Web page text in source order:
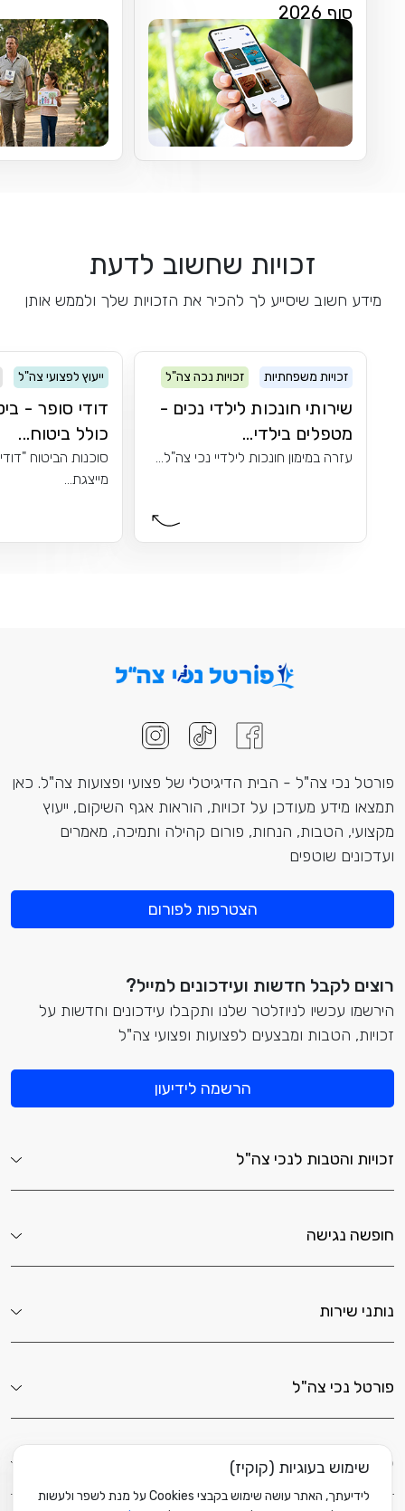
שימוש בעוגיות (קוקיז)
לידיעתך, האתר עושה שימוש בקבצי Cookies על מנת לשפר ולעשות
סוף 2026
זכויות שחשוב לדעת
מידע חשוב שיסייע לך להכיר את הזכויות שלך ולממש אותן
זכויות משפחתיות זכויות נכה צה"ל
שירותי חונכות לילדי נכים -
מטפלים בילדי...
עזרה במימון חונכות לילדיי נכי צה"ל...
ייעוץ לפצועי צה"ל
דודי סופר -
כולל ביטוח...
סוכנות הביטוח
מייצגת...
פורטל נכי צה"ל - הבית הדיגיטלי של פצועי ופצועות צה"ל. כאן
תמצאו מידע מעודכן על זכויות, הוראות אגף השיקום, ייעוץ
מקצועי, הטבות, הנחות, פורום קהילה ותמיכה, מאמרים
ועדכונים שוטפים
הצטרפות לפורום
רוצים לקבל חדשות ועידכונים למייל?
הירשמו עכשיו לניוזלטר שלנו ותקבלו עידכונים וחדשות על
זכויות, הטבות ומבצעים לפצועות ופצועי צה"ל
הרשמה לידיעון
זכויות והטבות לנכי צה"ל
חופשה נגישה
נותני שירות
פורטל נכי צה"ל
לשירותך כאן